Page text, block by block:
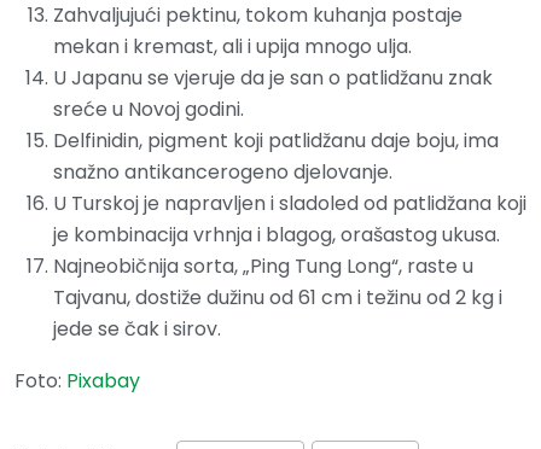
Zahvaljujući pektinu, tokom kuhanja postaje
mekan i kremast, ali i upija mnogo ulja.
U Japanu se vjeruje da je san o patlidžanu znak
sreće u Novoj godini.
Delfinidin, pigment koji patlidžanu daje boju, ima
snažno antikancerogeno djelovanje.
U Turskoj je napravljen i sladoled od patlidžana koji
je kombinacija vrhnja i blagog, orašastog ukusa.
Najneobičnija sorta, „Ping Tung Long“, raste u
Tajvanu, dostiže dužinu od 61 cm i težinu od 2 kg i
jede se čak i sirov.
Foto: Pixabay